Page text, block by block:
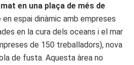
en una plaça de més de
espai dinàmic amb empreses
en la cura dels oceans i el mar
de 150 treballadors), nova
de fusta. Aquesta àrea no